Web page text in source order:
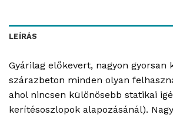
LEÍRÁS
Gyárilag előkevert, nagyon gyorsan
szárazbeton minden olyan
ahol nincsen különösebb statikai
kerítésoszlopok alapozásánál).